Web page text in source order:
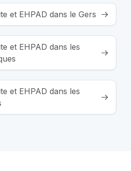
et EHPAD dans le Gers
et EHPAD dans les
et EHPAD dans les